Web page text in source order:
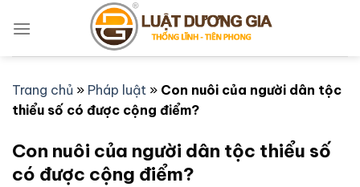
qua
Trang chủ » Pháp luật » Con nuôi của người dân tộc
thiểu số có được cộng điểm?
Con nuôi của người dân tộc thiểu số
có được cộng điểm?